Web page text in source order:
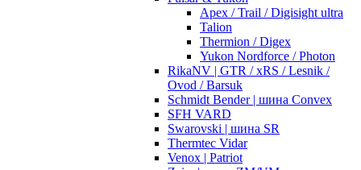
Apex / Trail / Digisight ultra
Talion
Thermion / Digex
Yukon Nordforce / Photon
RikaNV | GTR / xRS / Lesnik /
Ovod / Barsuk
Schmidt Bender | шина Convex
SFH VARD
Swarovski | шина SR
Thermtec Vidar
Venox | Patriot